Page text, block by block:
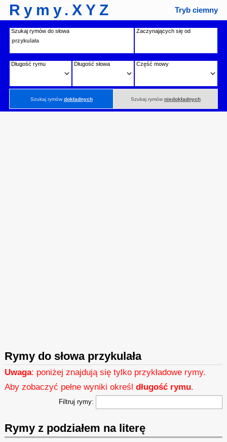
Rymy.XYZ Tryb ciemny
Szukaj rymów do słowa Zaczynających się od
Długość rymu Długość słowa Część mowy
Szukaj rymówdokładnych Szukaj rymów niedokładnych
Rymy do słowa przykulała
Uwaga: poniżej znajdują się tylko przykładowe rymy.
Aby zobaczyć pełne wyniki określdługość rymu.
Filtruj rymy:
Rymy z podziałem na literę